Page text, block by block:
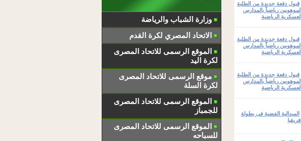
وزارة الشباب والرياضة
الاتحاد المصري لكرة القدم
الموقع الرسمى للاتحاد المصرى
لكرة اليد
موقع الرسمى للاتحاد المصرى
لكرة السلة
الموقع الرسمى للاتحاد المصرى
للجمباز
الموقع الرسمى للاتحاد المصرى
للسباحه
قبول دفعة جديدة من الطلبة
الموهوبين رياضياً بالمدارس
العسكرية الرياضية
قبول دفعة جديدة من الطلبة
الموهوبين رياضياً بالمدارس
العسكرية الرياضية
قبول دفعة جديدة من الطلبة
الموهوبين رياضياً بالمدارس
العسكرية الرياضية
الميدالية الفضية فى بطولة
افريقيا